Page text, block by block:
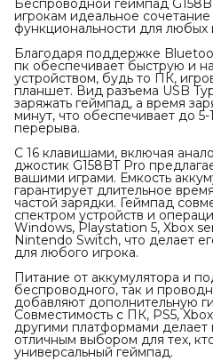
Беспроводной геймпад
игрокам идеальное
функциональности для любых
Благодаря поддержке
пк обеспечивает быструю и
устройством, будь то ПК,
планшет. Вид разъема USB
заряжать геймпад, а время
минут, что обеспечивает до
перерыва.
С 16 клавишами, включая
джостик G158BT Pro
вашими играми. Емкость
гарантирует длительное
частой зарядки. Геймпад
спектром устройств и
Windows, Playstation 5, Xbox
Nintendo Switch, что делает
для любого игрока.
Питание от аккумулятора и
беспроводного, так и
добавляют дополнительную
Совместимость с ПК, PS5,
другими платформами делает
отличным выбором для тех,
универсальный геймпад.